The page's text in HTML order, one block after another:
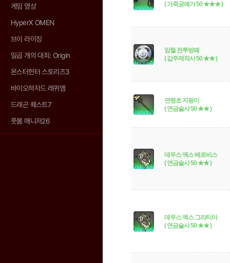
게임 영상
HyperX OMEN
브이 라이징
일곱 개의 대죄: Origin
몬스터헌터 스토리즈3
바이오하자드 레퀴엠
드래곤 퀘스트7
풋볼 매니저26
( 가죽공예가 50 ★★★ )
암철 전투방패
( 갑주제작사 50 ★★ )
연령초 지팡이
( 연금술사 50 ★★ )
데우스 엑스 베르비스
( 연금술사 50 ★★ )
데우스 엑스 그라티아
( 연금술사 50 ★★ )